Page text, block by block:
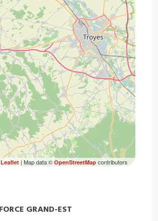
Leaflet| Map data © OpenStreetMapcontributors
GRAND-EST